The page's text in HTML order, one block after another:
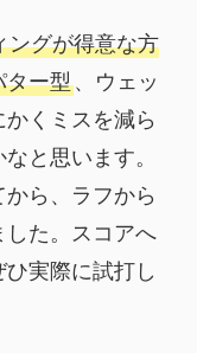
ングが得意な方
ター型、ウェッ
くミスを減ら
と思います。
ら、ラフから
した。スコアへ
実際に試打し